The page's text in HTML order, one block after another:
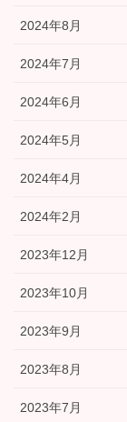
2024年8月
2024年7月
2024年6月
2024年5月
2024年4月
2024年2月
2023年12月
2023年10月
2023年9月
2023年8月
2023年7月